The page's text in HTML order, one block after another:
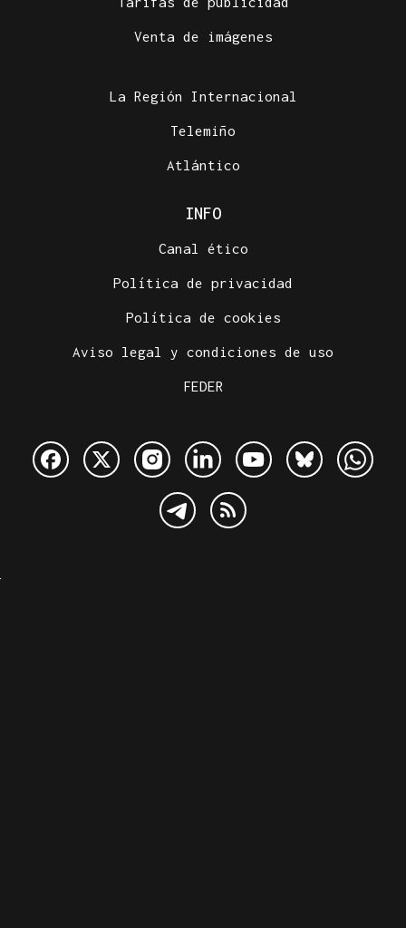
Venta de imágenes
La Región Internacional
Telemiño
Atlántico
INFO
Canal ético
Política de privacidad
Política de cookies
Aviso legal y condiciones de uso
FEDER